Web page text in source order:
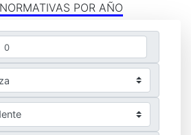
POR AÑO